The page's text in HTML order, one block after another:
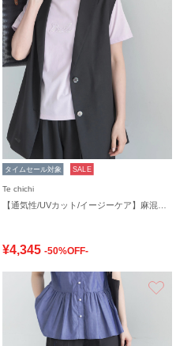
タイムセール対象 SALE
Te chichi
¥4,345 -50%OFF-
お気に入り